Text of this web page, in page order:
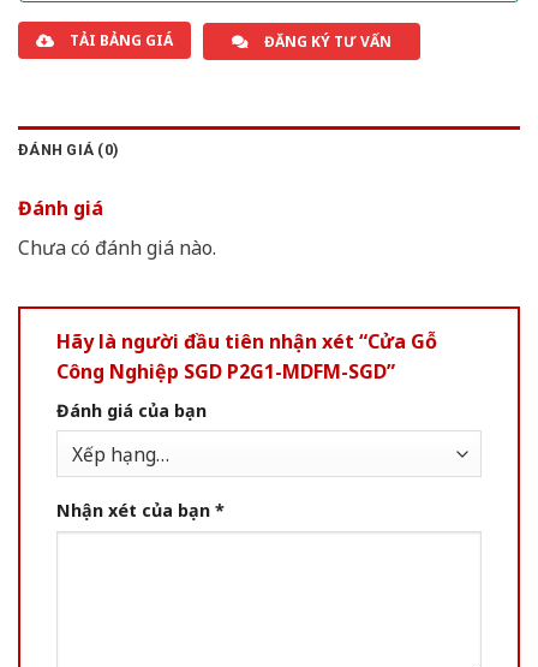
TẢI BẢNG GIÁ ĐĂNG KÝ TƯ VẤN
ĐÁNH GIÁ (0)
Đánh giá
Chưa có đánh giá nào.
Hãy là người đầu tiên nhận xét “Cửa Gỗ
Công Nghiệp SGD P2G1-MDFM-SGD”
Đánh giá của bạn
Nhận xét của bạn *